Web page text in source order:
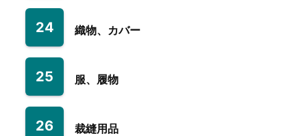
24 織物、カバー
25 服、履物
26 裁縫用品